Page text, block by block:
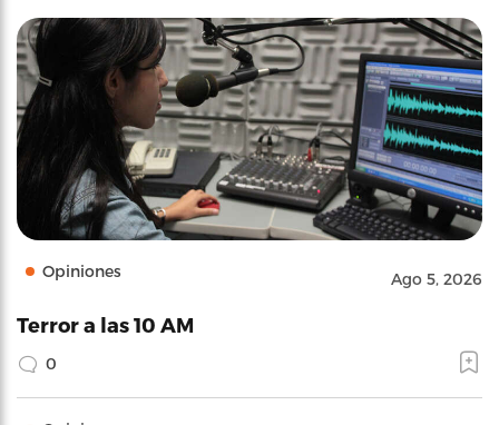
Opiniones Ago 5, 2026
Terror a las 10 AM
0